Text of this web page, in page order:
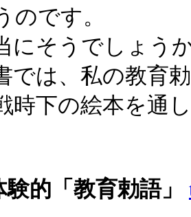
のです。
にそうでしょう
は、私の教育
時下の絵本を通
験的「教育勅語」